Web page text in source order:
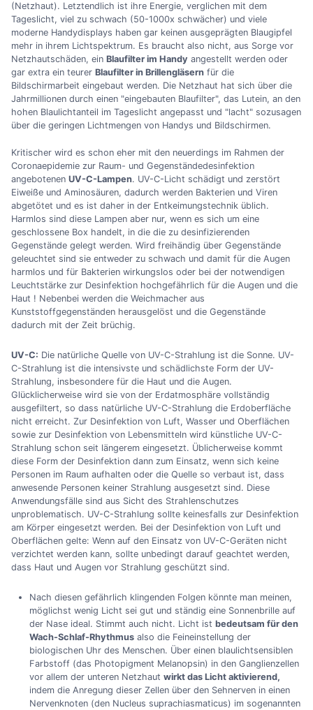
(Netzhaut). Letztendlich ist ihre Energie, verglichen mit dem
Tageslicht, viel zu schwach (50-1000x schwächer) und viele
moderne Handydisplays haben gar keinen ausgeprägten Blaugipfel
mehr in ihrem Lichtspektrum. Es braucht also nicht, aus Sorge vor
Netzhautschäden, ein Blaufilter im Handy angestellt werden oder
gar extra ein teurer Blaufilter in Brillengläsern für die
Bildschirmarbeit eingebaut werden. Die Netzhaut hat sich über die
Jahrmillionen durch einen "eingebauten Blaufilter", das Lutein, an den
hohen Blaulichtanteil im Tageslicht angepasst und "lacht" sozusagen
über die geringen Lichtmengen von Handys und Bildschirmen.
Kritischer wird es schon eher mit den neuerdings im Rahmen der
Coronaepidemie zur Raum- und Gegenständedesinfektion
angebotenen UV-C-Lampen. UV-C-Licht schädigt und zerstört
Eiweiße und Aminosäuren, dadurch werden Bakterien und Viren
abgetötet und es ist daher in der Entkeimungstechnik üblich.
Harmlos sind diese Lampen aber nur, wenn es sich um eine
geschlossene Box handelt, in die die zu desinfizierenden
Gegenstände gelegt werden. Wird freihändig über Gegenstände
geleuchtet sind sie entweder zu schwach und damit für die Augen
harmlos und für Bakterien wirkungslos oder bei der notwendigen
Leuchtstärke zur Desinfektion hochgefährlich für die Augen und die
Haut ! Nebenbei werden die Weichmacher aus
Kunststoffgegenständen herausgelöst und die Gegenstände
dadurch mit der Zeit brüchig.
UV-C: Die natürliche Quelle von UV-C-Strahlung ist die Sonne. UV-
C-Strahlung ist die intensivste und schädlichste Form der UV-
Strahlung, insbesondere für die Haut und die Augen.
Glücklicherweise wird sie von der Erdatmosphäre vollständig
ausgefiltert, so dass natürliche UV-C-Strahlung die Erdoberfläche
nicht erreicht. Zur Desinfektion von Luft, Wasser und Oberflächen
sowie zur Desinfektion von Lebensmitteln wird künstliche UV-C-
Strahlung schon seit längerem eingesetzt. Üblicherweise kommt
diese Form der Desinfektion dann zum Einsatz, wenn sich keine
Personen im Raum aufhalten oder die Quelle so verbaut ist, dass
anwesende Personen keiner Strahlung ausgesetzt sind. Diese
Anwendungsfälle sind aus Sicht des Strahlenschutzes
unproblematisch. UV-C-Strahlung sollte keinesfalls zur Desinfektion
am Körper eingesetzt werden. Bei der Desinfektion von Luft und
Oberflächen gelte: Wenn auf den Einsatz von UV-C-Geräten nicht
verzichtet werden kann, sollte unbedingt darauf geachtet werden,
dass Haut und Augen vor Strahlung geschützt sind.
Nach diesen gefährlich klingenden Folgen könnte man meinen,
möglichst wenig Licht sei gut und ständig eine Sonnenbrille auf
der Nase ideal. Stimmt auch nicht. Licht ist bedeutsam für den
Wach-Schlaf-Rhythmusalso die Feineinstellung der
biologischen Uhr des Menschen. Über einen blaulichtsensiblen
Farbstoff (das Photopigment Melanopsin) in den Ganglienzellen
vor allem der unteren Netzhaut wirkt das Licht aktivierend,
indem die Anregung dieser Zellen über den Sehnerven in einen
Nervenknoten (den Nucleus suprachiasmaticus) im sogenannten